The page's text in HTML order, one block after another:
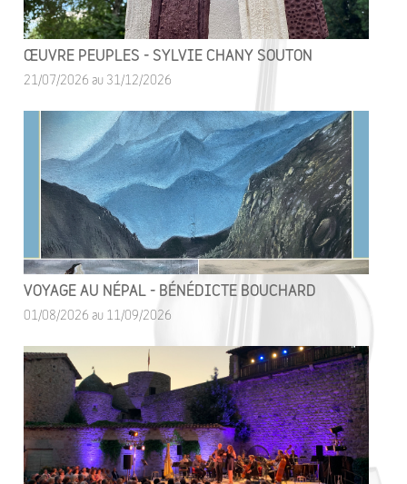
ŒUVRE PEUPLES - SYLVIE CHANY SOUTON
21/07/2026 au 31/12/2026
VOYAGE AU NÉPAL - BÉNÉDICTE BOUCHARD
01/08/2026 au 11/09/2026